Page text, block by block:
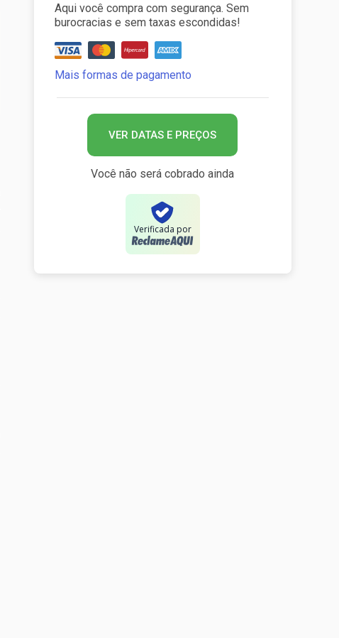
Aqui você compra com segurança. Sem
burocracias e sem taxas escondidas!
Mais formas de pagamento
VER DATAS E PREÇOS
Você não será cobrado ainda
Verificada por